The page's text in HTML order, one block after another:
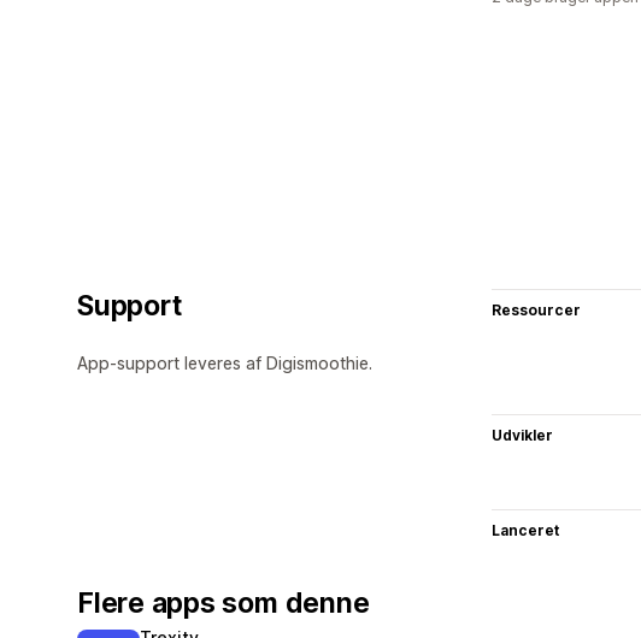
Support
App-support leveres af Digismoothie.
Ressourcer
Udvikler
Lanceret
Flere apps som denne